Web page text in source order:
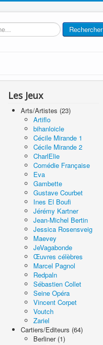
Rechercher
Les Jeux
Arts/Artistes (23)
Artiflo
bihanloicle
Cécile Mirande 1
Cécile Mirande 2
CharlElie
Comédie Française
Eva
Gambette
Gustave Courbet
Ines El Boufi
Jérémy Kartner
Jean-Michel Bertin
Jessica Rosensveig
Maevey
JeVagabonde
Œuvres célèbres
Marcel Pagnol
Redpaln
Sébastien Collet
Seine Opéra
Vincent Corpet
Voutch
Zariel
Cartiers/Editeurs (64)
Berliner (1)